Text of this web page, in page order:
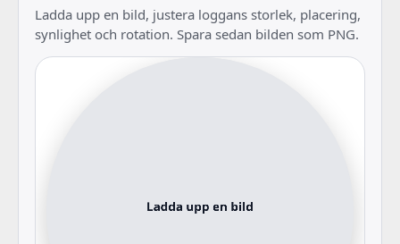
Ladda upp en bild, justera loggans storlek, placering,
synlighet och rotation. Spara sedan bilden som PNG.